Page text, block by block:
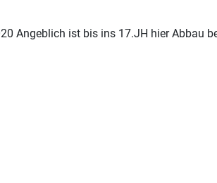
Angeblich ist bis ins 17.JH hier Abbau